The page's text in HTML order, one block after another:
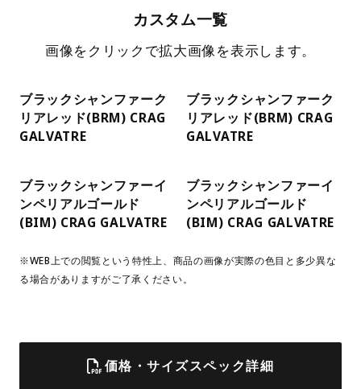
カスタム一覧
画像をクリックで拡大画像を表示します。
ブラックシャンファーク
リアレッド(BRM) CRAG
GALVATRE
ブラックシャンファーク
リアレッド(BRM) CRAG
GALVATRE
ブラックシャンファーイ
ンペリアルゴールド
(BIM) CRAG GALVATRE
ブラックシャンファーイ
ンペリアルゴールド
(BIM) CRAG GALVATRE
※WEB上での閲覧という特性上、商品の画像が実際の色目と多少異な
る場合がありますがご了承ください。
価格・サイズスペック詳細